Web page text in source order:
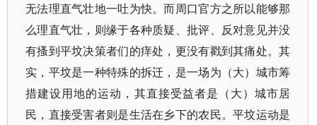
无法理直气壮地一吐为快。而周口官方之所以能够那
么理直气壮，则缘于各种质疑、批评、反对意见并没
有搔到平坟决策者们的痒处，更没有戳到其痛处。其
实，平坟是一种特殊的拆迁，是一场为（大）城市筹
措建设用地的运动，其直接受益者是（大）城市居
民，直接受害者则是生活在乡下的农民。平坟运动是